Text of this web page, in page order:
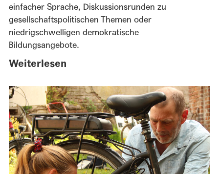
einfacher Sprache, Diskussionsrunden zu
gesellschaftspolitischen Themen oder
niedrigschwelligen demokratische
Bildungsangebote.
Weiterlesen